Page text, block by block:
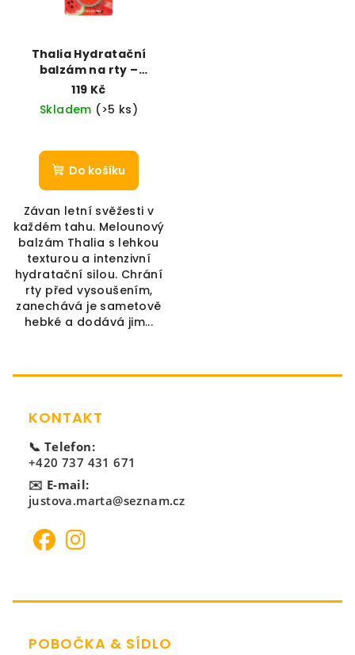
Thalia Hydratační
balzám na rty –
Šťavnatý vodní meloun
119 Kč
Skladem (>5 ks)
Do košíku
Závan letní svěžesti v
každém tahu. Melounový
balzám Thalia s lehkou
texturou a intenzivní
hydratační silou. Chrání
rty před vysoušením,
zanechává je sametově
hebké a dodává jim...
Zápatí
KONTAKT
📞 Telefon:
+420 737 431 671
✉️ E-mail:
justova.marta@seznam.cz
POBOČKA & SÍDLO